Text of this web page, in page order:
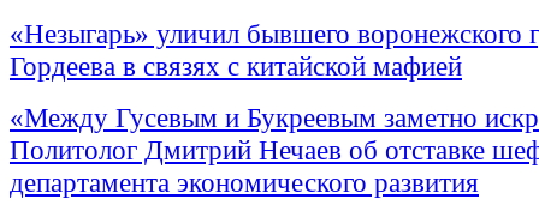
«Незыгарь» уличил бывшего воронежского
Гордеева в связях с китайской мафией
«Между Гусевым и Букреевым заметно
Политолог Дмитрий Нечаев об отставке
департамента экономического развития